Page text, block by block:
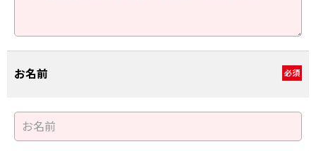
お名前 必須